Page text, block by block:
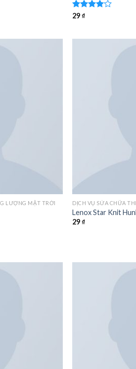
Được
sao
29₫
LƯỢNG MẶT TRỜI DỊCH VỤ SỬA CHỮA
Lenox Star Knit
29₫